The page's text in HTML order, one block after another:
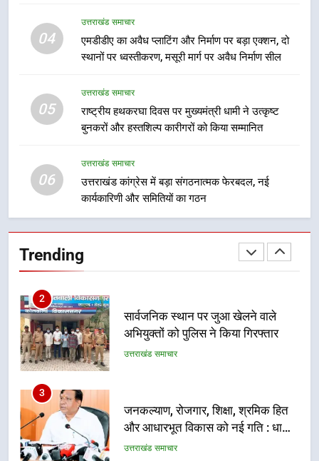
04
उत्तराखंड समाचार
एमडीडीए का अवैध प्लाटिंग और निर्माण पर बड़ा एक्शन, दो
स्थानों पर ध्वस्तीकरण, मसूरी मार्ग पर अवैध निर्माण सील
05
उत्तराखंड समाचार
राष्ट्रीय हथकरघा दिवस पर मुख्यमंत्री धामी ने उत्कृष्ट
बुनकरों और हस्तशिल्प कारीगरों को किया सम्मानित
06
उत्तराखंड समाचार
उत्तराखंड कांग्रेस में बड़ा संगठनात्मक फेरबदल, नई
कार्यकारिणी और समितियों का गठन
Trending
8
दिल्ली-देहरादून आर्थिक कॉरिडोर से जुड़ी
12 किमी ग्रीनफील्ड बाईपास परियोजना
गुणवत्तापूर्ण निर्माण सुनिश्चित करने के
निर्देश, सुरक्षा मानकों से कोई समझौता
नहींः डीएम
1
मुख्यमंत्री चौम्पियनशिप ट्रॉफी का मंच,
न्याय पंचायत से राज्य स्तर तक होगा
प्रतिभा का प्रदर्शन
उत्तराखंड समाचार
2
सार्वजनिक स्थान पर जुआ खेलने वाले
अभियुक्तों को पुलिस ने किया गिरफ्तार
3
जनकल्याण, रोजगार, शिक्षा, श्रमिक हित
और आधारभूत विकास को नई गति : धामी
4
एमडीडीए का अवैध प्लाटिंग और निर्माण पर
बड़ा एक्शन, दो स्थानों पर ध्वस्तीकरण,